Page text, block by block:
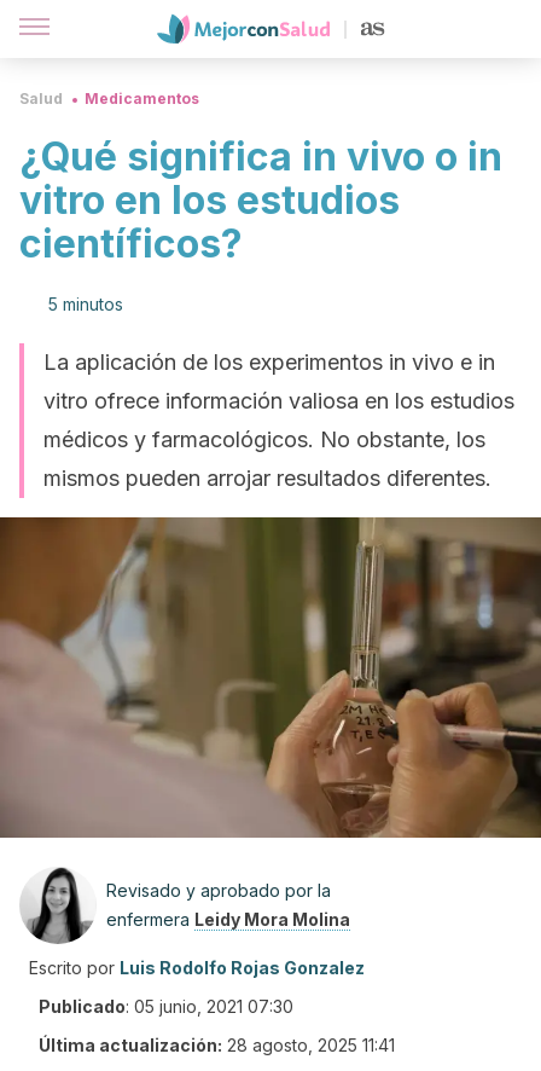
Salud Medicamentos
¿Qué significa in vivo o in
vitro en los estudios
científicos?
5 minutos
La aplicación de los experimentos in vivo e in
vitro ofrece información valiosa en los estudios
médicos y farmacológicos. No obstante, los
mismos pueden arrojar resultados diferentes.
Revisado y aprobado por la
enfermera Leidy Mora Molina
Escrito por Luis Rodolfo Rojas Gonzalez
Publicado: 05 junio, 2021 07:30
Última actualización: 28 agosto, 2025 11:41